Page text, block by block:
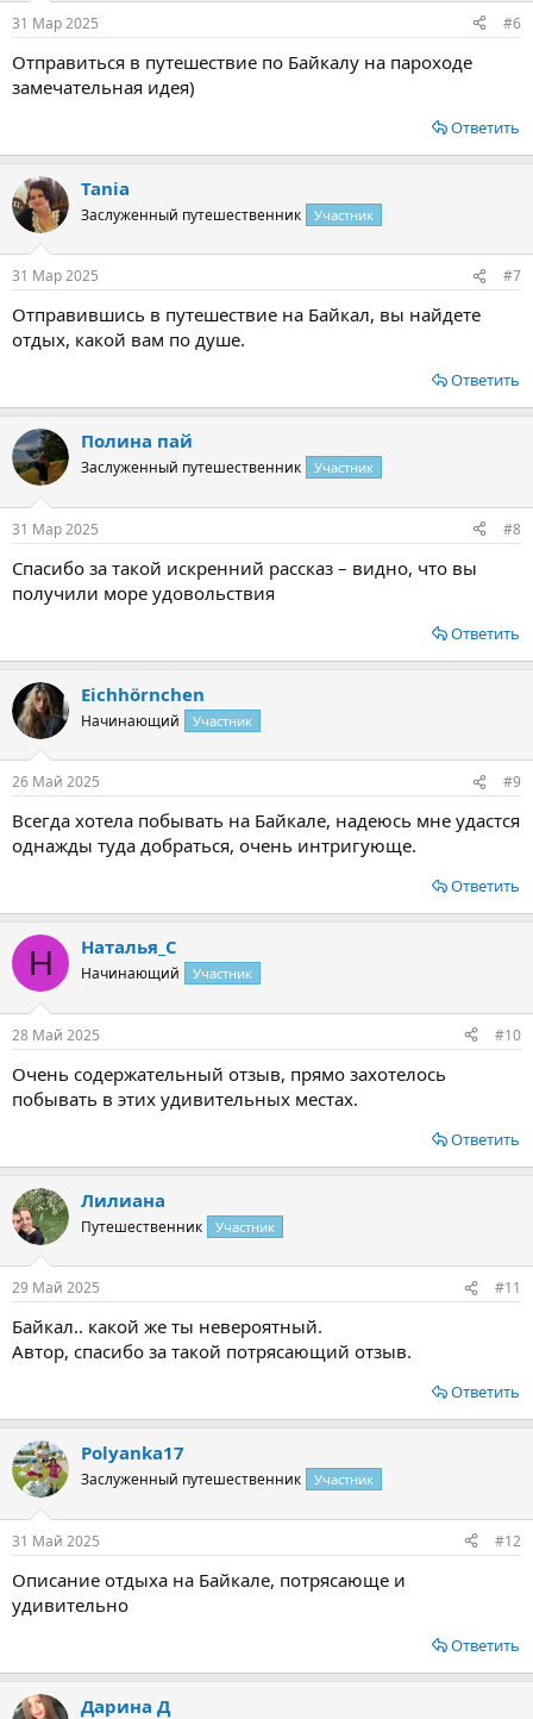
31 Мар 2025 #6
Отправиться в путешествие по Байкалу на пароходе
замечательная идея)
Ответить
Tania
Заслуженный путешественник Участник
31 Мар 2025 #7
Отправившись в путешествие на Байкал, вы найдете
отдых, какой вам по душе.
Ответить
Полина пай
Заслуженный путешественник Участник
31 Мар 2025 #8
Спасибо за такой искренний рассказ – видно, что вы
получили море удовольствия
Ответить
Eichhörnchen
Начинающий Участник
26 Май 2025 #9
Всегда хотела побывать на Байкале, надеюсь мне удастся
однажды туда добраться, очень интригующе.
Ответить
Н Наталья_С
Начинающий Участник
28 Май 2025 #10
Очень содержательный отзыв, прямо захотелось
побывать в этих удивительных местах.
Ответить
Лилиана
Путешественник Участник
29 Май 2025 #11
Байкал.. какой же ты невероятный.
Автор, спасибо за такой потрясающий отзыв.
Ответить
Polyanka17
Заслуженный путешественник Участник
31 Май 2025 #12
Описание отдыха на Байкале, потрясающе и
удивительно
Ответить
Дарина Д